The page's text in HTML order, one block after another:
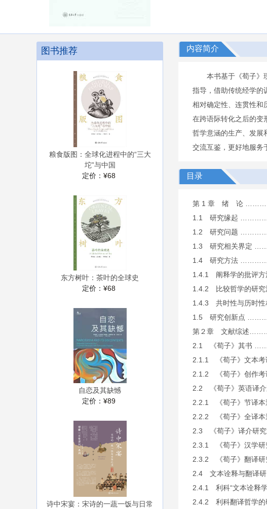
图书推荐
粮食版图：全球化进程中的“三大
坨”与中国
定价： ¥68
东方树叶：茶叶的全球史
定价： ¥68
自恋及其缺憾
定价： ¥89
诗中宋宴：宋诗的一蔬一饭与日常
内容简介
本书基于《荀子》
指导，借助传统经学的
相对确定性、连贯性和
在跨语际转化之后的变
哲学意涵的生产、发展
交流互鉴，更好地服务
目录
第 1 章 绪 论
1.1 研究缘起
1.2 研究问题
1.3 研究相关界
1.4 研究方法
1.4.1 阐释学的
1.4.2 比较哲学
1.4.3 共时性与历时
1.5 研究创新点
第２章 文献综
2.1 《荀子》其
2.1.1 《荀子》
2.1.2 《荀子》
2.2 《荀子》英
2.2.1 《荀子》节
2.2.2 《荀子》全
2.3 《荀子》译
2.3.1 《荀子》汉
2.3.2 《荀子》翻
2.4 文本诠释与
2.4.1 利科“文本诠
2.4.2 利科翻译哲